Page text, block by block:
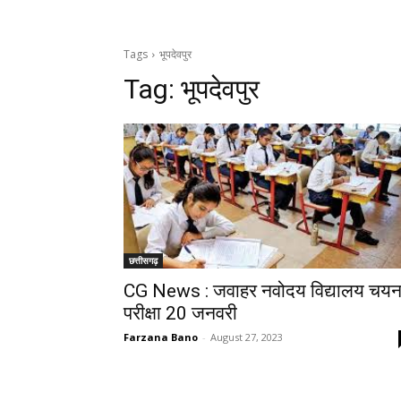
Tags भूपदेवपुर
Tag: भूपदेवपुर
छत्तीसगढ़
CG News : जवाहर नवोदय विद्यालय चयन
परीक्षा 20 जनवरी
Farzana Bano - August 27, 2023